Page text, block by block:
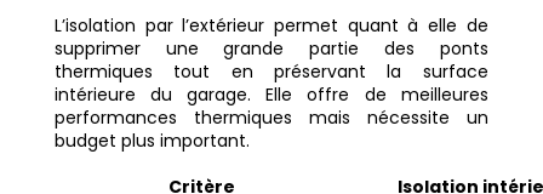
L’isolation par l’extérieur permet quant à elle de
supprimer une grande partie des ponts
thermiques tout en préservant la surface
intérieure du garage. Elle offre de meilleures
performances thermiques mais nécessite un
budget plus important.
Critère
Isolation